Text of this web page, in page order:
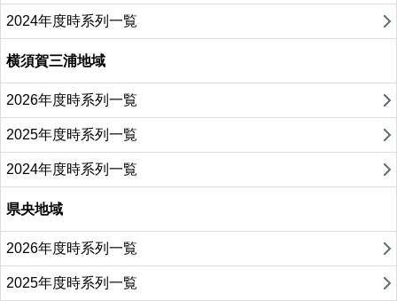
2024年度時系列一覧
横須賀三浦地域
2026年度時系列一覧
2025年度時系列一覧
2024年度時系列一覧
県央地域
2026年度時系列一覧
2025年度時系列一覧